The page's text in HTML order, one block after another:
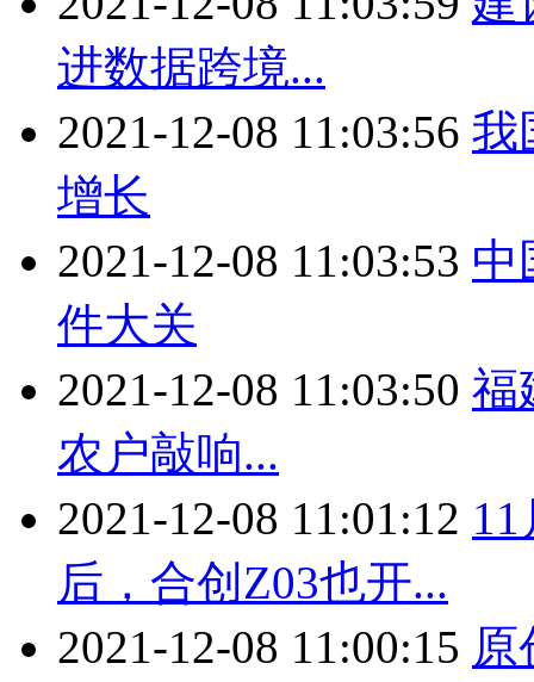
进数据跨境...
2021-12-08 11:03:56 我
增长
2021-12-08 11:03:53 中
件大关
2021-12-08 11:03:50 福
农户敲响...
2021-12-08 11:01:12
后，合创Z03也开...
2021-12-08 11:00:15 原